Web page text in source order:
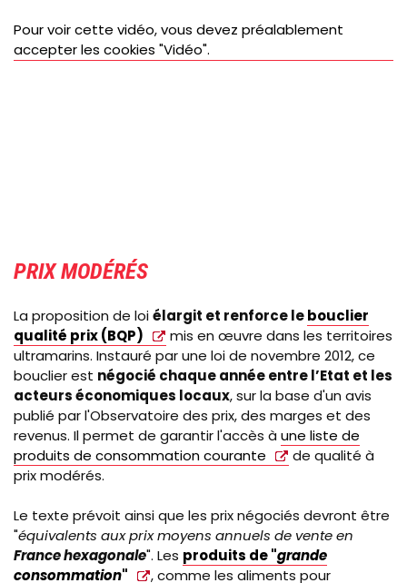
Pour voir cette vidéo, vous devez préalablement
accepter les cookies "Vidéo".
PRIX MODÉRÉS
La proposition de loiélargit et renforce lebouclier
qualité prix (BQP)
mis en œuvre dans les territoires
ultramarins. Instauré par une loi de novembre 2012, ce
bouclier est négocié chaque année entre l’Etat et les
acteurs économiques locaux, sur la base d'un avis
publié par l'Observatoire des prix, des marges et des
revenus. Il permet de garantir l'accès à une liste de
produits de consommation courante
de qualité à
prix modérés.
Le texte prévoit ainsi que les prix négociés devront être
"équivalents aux prix moyens annuels de vente en
France hexagonale". Les produits de "grande
consommation" , comme les aliments pour